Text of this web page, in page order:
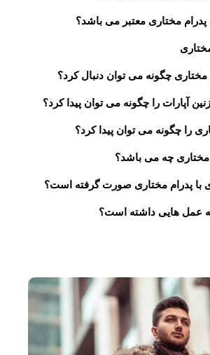
مختاری معتبر می باشد؟
چگونه می توان دنبال کرد؟
آپارات را چگونه می توان پیدا کرد؟
را چگونه می توان پیدا کرد؟
مختاری چه می باشد؟
با پدرام مختاری صورت گرفته است؟
چه عمل هایی داشته است؟